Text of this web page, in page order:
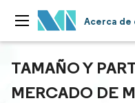
Acerca de
TAMAÑO Y
MERCADO DE